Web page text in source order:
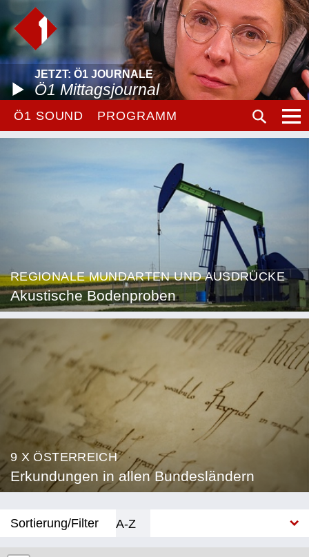
JETZT: Ö1 JOURNALE
Ö1 Mittagsjournal
Ö1 SOUND PROGRAMM
REGIONALE MUNDARTEN UND AUSDRÜCKE
Akustische Bodenproben
9 X ÖSTERREICH
Erkundungen in allen Bundesländern
Sortierung/Filter
A-Z